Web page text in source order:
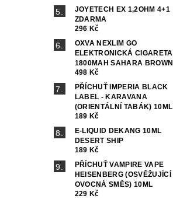
JOYETECH EX 1,2OHM 4+1
ZDARMA
296 Kč
OXVA NEXLIM GO
ELEKTRONICKÁ CIGARETA
1800MAH SAHARA BROWN
498 Kč
PŘÍCHUŤ IMPERIA BLACK
LABEL - KARAVANA
(ORIENTÁLNÍ TABÁK) 10ML
189 Kč
E-LIQUID DEKANG 10ML
DESERT SHIP
189 Kč
PŘÍCHUŤ VAMPIRE VAPE
HEISENBERG (OSVĚŽUJÍCÍ
OVOCNÁ SMĚS) 10ML
229 Kč